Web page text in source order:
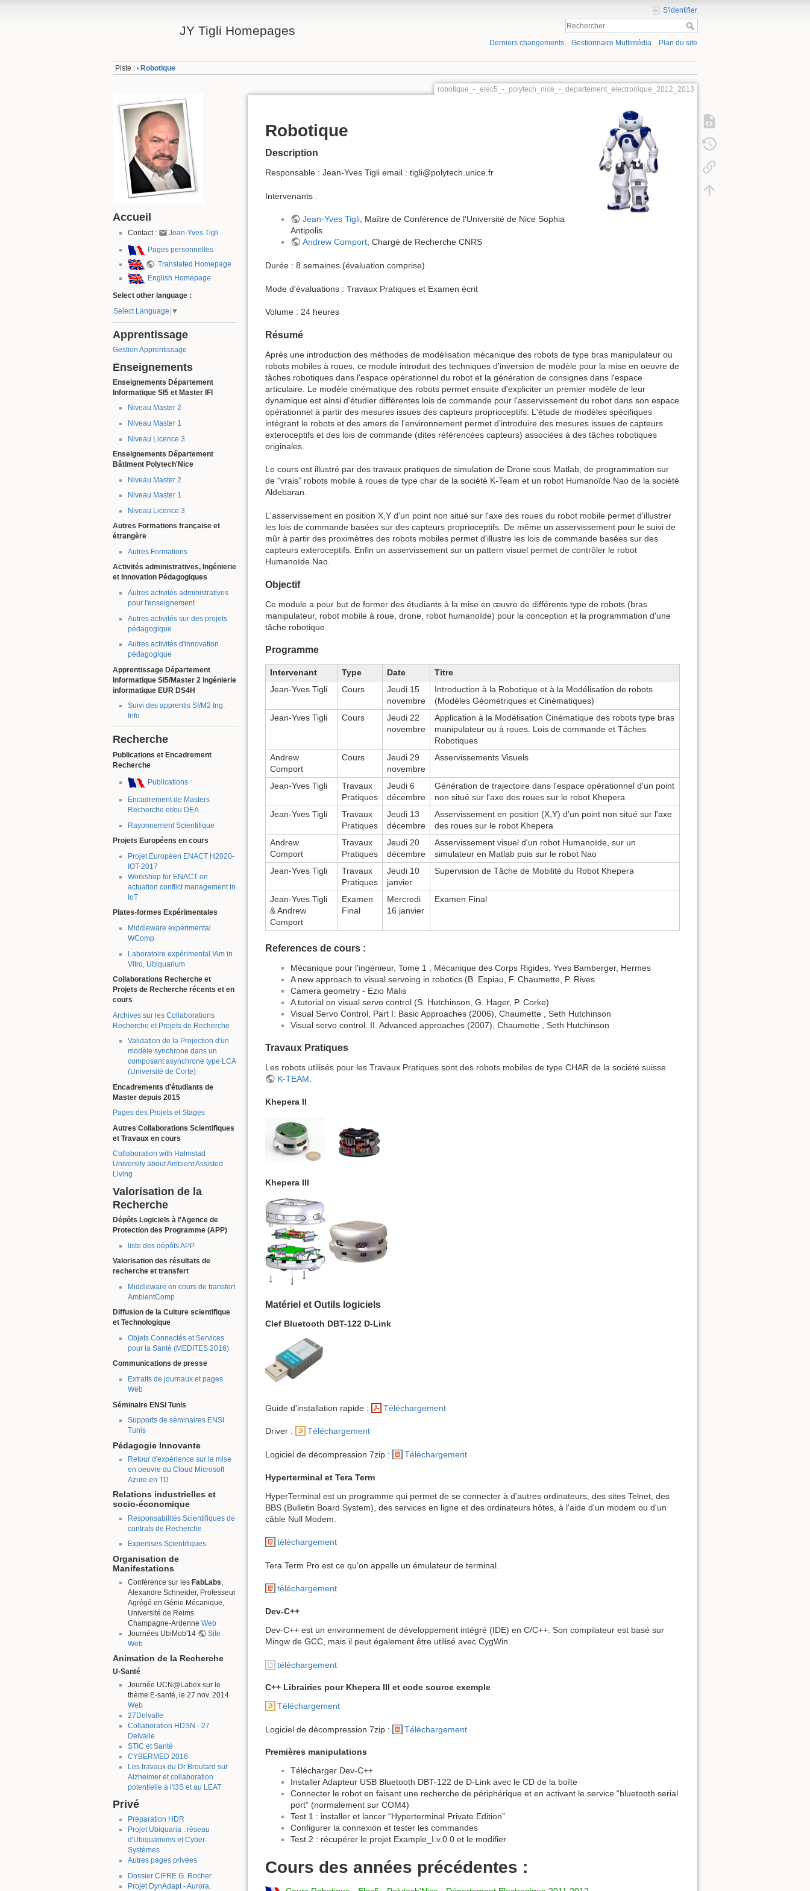
JY Tigli Homepages
S'identifier
Derniers changements Gestionnaire Multimédia Plan du site
Piste : • Robotique
Accueil
Contact : Jean-Yves Tigli
Pages personnelles
Translated Homepage
English Homepage
Select other language :
Select Language ▼
Apprentissage
Gestion Apprentissage
Enseignements
Enseignements Département
Informatique SI5 et Master IFI
Niveau Master 2
Niveau Master 1
Niveau Licence 3
Enseignements Département
Bâtiment Polytech'Nice
Niveau Master 2
Niveau Master 1
Niveau Licence 3
Autres Formations française et
étrangère
Autres Formations
Activités administratives, Ingénierie
et Innovation Pédagogiques
Autres activités administratives
pour l'enseignement
Autres activités sur des projets
pédagogique
Autres activités d'innovation
pédagogique
Apprentissage Département
Informatique SI5/Master 2 ingénierie
informatique EUR DS4H
Suivi des apprentis SI/M2 Ing.
Info.
Recherche
Publications et Encadrement
Recherche
Publications
Encadrement de Masters
Recherche et/ou DEA
Rayonnement Scientifique
Projets Européens en cours
Projet Européen ENACT H2020-
IOT-2017
Workshop for ENACT on
actuation conflict management in
IoT
Plates-formes Expérimentales
Middleware expérimental
WComp
Laboratoire expérimental IAm in
Vitro, Ubiquarium
Collaborations Recherche et
Projets de Recherche récents et en
cours
Archives sur les Collaborations
Recherche et Projets de Recherche
Validation de la Projection d'un
modèle synchrone dans un
composant asynchrone type LCA
(Université de Corte)
Encadrements d'étudiants de
Master depuis 2015
Pages des Projets et Stages
Autres Collaborations Scientifiques
et Travaux en cours
Collaboration with Halmstad
University about Ambient Assisted
Living
Valorisation de la
Recherche
Dépôts Logiciels à l’Agence de
Protection des Programme (APP)
liste des dépôts APP
Valorisation des résultats de
recherche et transfert
Middleware en cours de transfert
AmbientComp
Diffusion de la Culture scientifique
et Technologique
Objets Connectés et Services
pour la Santé (MEDITES 2016)
Communications de presse
Extraits de journaux et pages
Web
Séminaire ENSI Tunis
Supports de séminaires ENSI
Tunis
Pédagogie Innovante
Retour d'expérience sur la mise
en oeuvre du Cloud Microsoft
Azure en TD
Relations industrielles et
socio-économique
Responsabilités Scientifiques de
contrats de Recherche
Expertises Scientifiques
Organisation de
Manifestations
Conférence sur les FabLabs
Alexandre Schneider, Professeur
Agrégé en Génie Mécanique,
Université de Reims
Champagne-Ardenne Web
Journées UbiMob'14
Site
Web
Animation de la Recherche
U-Santé
Journée UCN@Labex sur le
thème E-santé, le 27 nov. 2014
Web
27Delvalle
Collaboration HDSN - 27
Delvalle
STIC et Santé
CYBERMED 2016
Les travaux du Dr Broutard sur
Alzheimer et collaboration
potentielle à l'I3S et au LEAT
Privé
Préparation HDR
Projet Ubiquaria : réseau
d'Ubiquariums et Cyber-
Systèmes
Autres pages privées
Dossier CIFRE G. Rocher
Projet DynAdapt - Aurora,
robotique_-_elec5_-_polytech_nice_-_departement_electronique_2012_2013
Robotique
Description
Responsable : Jean-Yves Tigli email : tigli@polytech.unice.fr
Intervenants :
Jean-Yves Tigli, Maître de Conférence de l'Université de Nice Sophia
Antipolis
Andrew Comport, Chargé de Recherche CNRS
Durée : 8 semaines (évaluation comprise)
Mode d'évaluations : Travaux Pratiques et Examen écrit
Volume : 24 heures
Résumé
Après une introduction des méthodes de modélisation mécanique des robots de type bras manipulateur ou
robots mobiles à roues, ce module introduit des techniques d'inversion de modèle pour la mise en oeuvre de
tâches robotiques dans l'espace opérationnel du robot et la génération de consignes dans l'espace
articulaire. Le modèle cinématique des robots permet ensuite d'expliciter un premier modèle de leur
dynamique est ainsi d'étudier différentes lois de commande pour l'asservissement du robot dans son espace
opérationnel à partir des mesures issues des capteurs proprioceptifs. L'étude de modèles spécifiques
intégrant le robots et des amers de l'environnement permet d'introduire des mesures issues de capteurs
exteroceptifs et des lois de commande (dites référencées capteurs) associées à des tâches robotiques
originales.
Le cours est illustré par des travaux pratiques de simulation de Drone sous Matlab, de programmation sur
de “vrais” robots mobile à roues de type char de la société K-Team et un robot Humanoïde Nao de la société
Aldebaran.
L'asservissement en position X,Y d'un point non situé sur l'axe des roues du robot mobile permet d'illustrer
les lois de commande basées sur des capteurs proprioceptifs. De même un asservissement pour le suivi de
mûr à partir des proximètres des robots mobiles permet d'illustre les lois de commande basées sur des
capteurs exteroceptifs. Enfin un asservissement sur un pattern visuel permet de contrôler le robot
Humanoïde Nao.
Objectif
Ce module a pour but de former des étudiants à la mise en œuvre de différents type de robots (bras
manipulateur, robot mobile à roue, drone, robot humanoïde) pour la conception et la programmation d'une
tâche robotique.
Programme
Intervenant Type Date
Titre
Jean-Yves Tigli
Cours
Jeudi 15
novembre
Introduction à la Robotique et à la Modélisation de robots
(Modèles Géométriques et Cinématiques)
Jean-Yves Tigli
Cours
Jeudi 22
novembre
Application à la Modélisation Cinématique des robots type bras
manipulateur ou à roues. Lois de commande et Tâches
Robotiques
Andrew
Comport
Cours
Jeudi 29
novembre
Asservissements Visuels
Jean-Yves Tigli
Travaux
Pratiques
Jeudi 6
décembre
Génération de trajectoire dans l'espace opérationnel d'un point
non situé sur l'axe des roues sur le robot Khepera
Jean-Yves Tigli
Travaux
Pratiques
Jeudi 13
décembre
Asservissement en position (X,Y) d'un point non situé sur l'axe
des roues sur le robot Khepera
Andrew
Comport
Travaux
Pratiques
Jeudi 20
décembre
Asservissement visuel d'un robot Humanoïde, sur un
simulateur en Matlab puis sur le robot Nao
Jean-Yves Tigli
Travaux
Pratiques
Jeudi 10
janvier
Supervision de Tâche de Mobilité du Robot Khepera
Jean-Yves Tigli
& Andrew
Comport
Examen
Final
Mercredi
16 janvier
Examen Final
References de cours :
Mécanique pour l'ingénieur, Tome 1 : Mécanique des Corps Rigides, Yves Bamberger, Hermes
A new approach to visual servoing in robotics (B. Espiau, F. Chaumette, P. Rives
Camera geometry - Ezio Malis
A tutorial on visual servo control (S. Hutchinson, G. Hager, P. Corke)
Visual Servo Control, Part I: Basic Approaches (2006), Chaumette , Seth Hutchinson
Visual servo control. II. Advanced approaches (2007), Chaumette , Seth Hutchinson
Travaux Pratiques
Les robots utilisés pour les Travaux Pratiques sont des robots mobiles de type CHAR de la société suisse
K-TEAM.
Khepera II
Khepera III
Matériel et Outils logiciels
Clef Bluetooth DBT-122 D-Link
Guide d'installation rapide : Téléchargement
Driver : Téléchargement
Logiciel de décompression 7zip : Téléchargement
Hyperterminal et Tera Term
HyperTerminal est un programme qui permet de se connecter à d'autres ordinateurs, des sites Telnet, des
BBS (Bulletin Board System), des services en ligne et des ordinateurs hôtes, à l'aide d'un modem ou d'un
câble Null Modem.
téléchargement
Tera Term Pro est ce qu'on appelle un émulateur de terminal.
téléchargement
Dev-C++
Dev-C++ est un environnement de développement intégré (IDE) en C/C++. Son compilateur est basé sur
Mingw de GCC, mais il peut également être utilisé avec CygWin.
téléchargement
C++ Librairies pour Khepera III et code source exemple
Téléchargement
Logiciel de décompression 7zip : Téléchargement
Premières manipulations
Télécharger Dev-C++
Installer Adapteur USB Bluetooth DBT-122 de D-Link avec le CD de la boîte
Connecter le robot en faisant une recherche de périphérique et en activant le service “bluetooth serial
port” (normalement sur COM4)
Test 1 : installer et lancer “Hyperterminal Private Edition”
Configurer la connexion et tester les commandes
Test 2 : récupérer le projet Example_I.v.0.0 et le modifier
Cours des années précédentes :